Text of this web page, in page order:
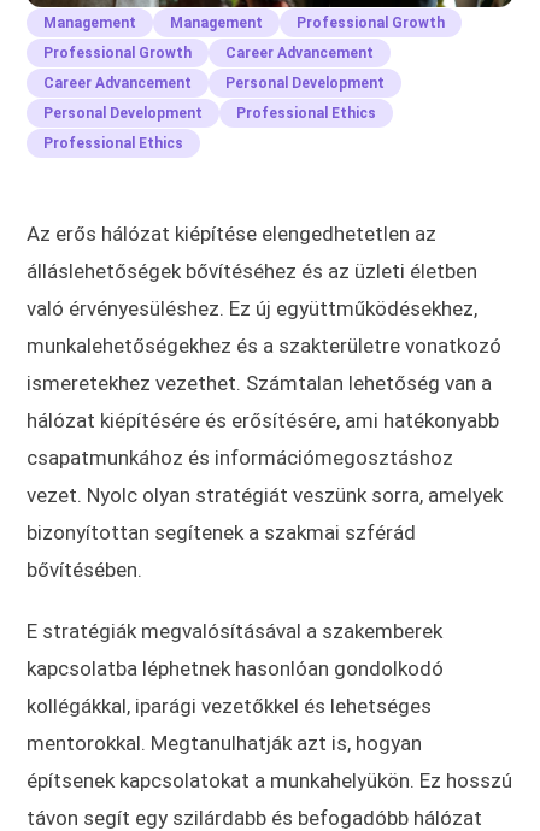
Management Management
Professional Growth
Professional Growth
Career Advancement
Career Advancement
Personal Development
Personal Development
Professional Ethics
Professional Ethics
Az erős hálózat kiépítése elengedhetetlen az
álláslehetőségek bővítéséhez és az üzleti életben
való érvényesüléshez. Ez új együttműködésekhez,
munkalehetőségekhez és a szakterületre vonatkozó
ismeretekhez vezethet. Számtalan lehetőség van a
hálózat kiépítésére és erősítésére, ami hatékonyabb
csapatmunkához és információmegosztáshoz
vezet. Nyolc olyan stratégiát veszünk sorra, amelyek
bizonyítottan segítenek a szakmai szférád
bővítésében.
E stratégiák megvalósításával a szakemberek
kapcsolatba léphetnek hasonlóan gondolkodó
kollégákkal, iparági vezetőkkel és lehetséges
mentorokkal. Megtanulhatják azt is, hogyan
építsenek kapcsolatokat a munkahelyükön. Ez hosszú
távon segít egy szilárdabb és befogadóbb hálózat